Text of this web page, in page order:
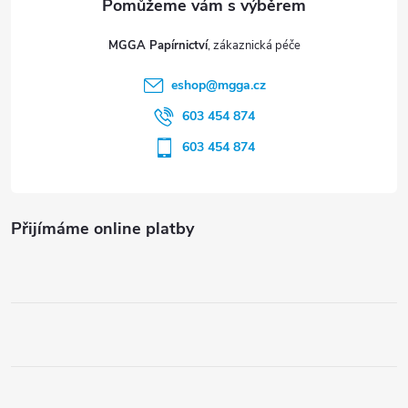
Přijímáme online platby
MGGA Papírnictví
eshop@mgga.cz
603 454 874
603 454 874